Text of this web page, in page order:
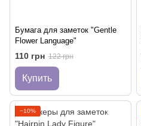
Бумага для заметок "Gentle
Flower Language"
110 грн 122 грн
Купить
−10%